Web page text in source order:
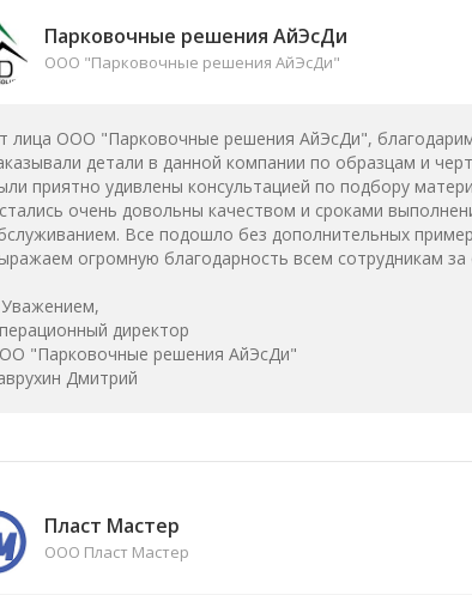
Парковочные решения АйЭсДи
ООО "Парковочные решения АйЭсДи"
лица ООО "Парковочные решения АйЭсДи",
детали в данной компании по образцам и
приятно удивлены консультацией по подбору
очень довольны качеством и сроками
Все подошло без дополнительных
огромную благодарность всем сотрудникам за
директор
"Парковочные решения АйЭсДи"
Дмитрий
Пласт Мастер
ООО Пласт Мастер